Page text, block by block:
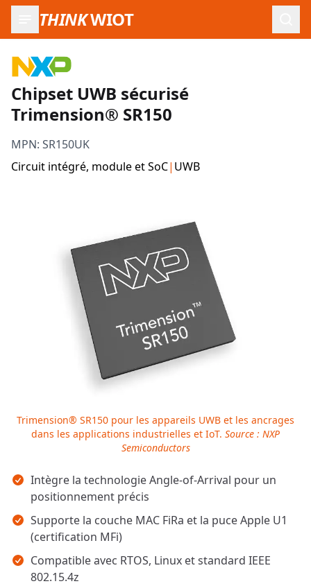
THINKWIOT
Chipset UWB sécurisé
Trimension® SR150
MPN: SR150UK
Circuit intégré, module et SoC| UWB
Points clés
Intègre la technologie Angle-of-Arrival pour un
positionnement précis
Supporte la couche MAC FiRa et la puce Apple U1
(certification MFi)
Compatible avec RTOS, Linux et standard IEEE
802.15.4z
Trimension® SR150 pour les appareils UWB et les ancrages
dans les applications industrielles et IoT. Source : NXP
Semiconductors